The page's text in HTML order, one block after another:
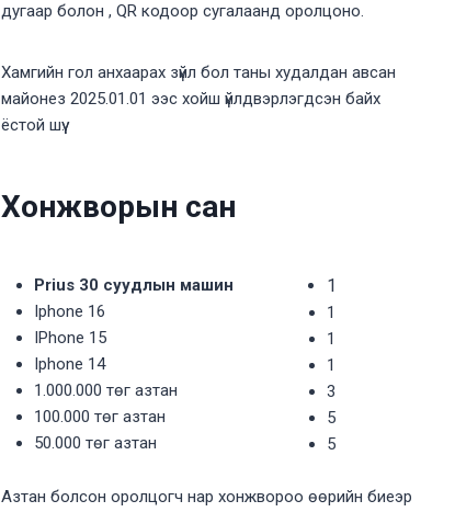
дугаар болон , QR кодоор сугалаанд оролцоно.
Хамгийн гол анхаарах зүйл бол таны худалдан авсан
майонез 2025.01.01 ээс хойш үйлдвэрлэгдсэн байх
ёстой шүү.
Хонжворын сан
Prius 30 суудлын машин
Iphone 16
IPhone 15
Iphone 14
1.000.000 төг азтан
100.000 төг азтан
50.000 төг азтан
1
1
1
1
3
5
5
Азтан болсон оролцогч нар хонжвороо өөрийн биеэр